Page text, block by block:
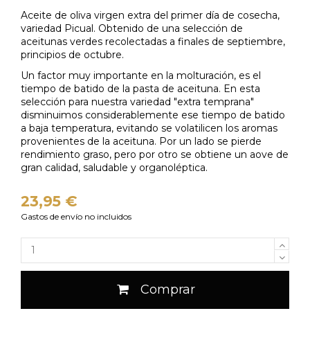
Aceite de oliva virgen extra del primer día de cosecha,
variedad Picual. Obtenido de una selección de
aceitunas verdes recolectadas a finales de septiembre,
principios de octubre.
Un factor muy importante en la molturación, es el
tiempo de batido de la pasta de aceituna. En esta
selección para nuestra variedad "extra temprana"
disminuimos considerablemente ese tiempo de batido
a baja temperatura, evitando se volatilicen los aromas
provenientes de la aceituna. Por un lado se pierde
rendimiento graso, pero por otro se obtiene un aove de
gran calidad, saludable y organoléptica.
23,95 €
Gastos de envío no incluidos
Comprar